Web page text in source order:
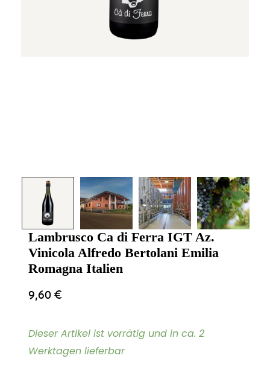
Lambrusco Ca di Ferra IGT Az.
Vinicola Alfredo Bertolani Emilia
Romagna Italien
9,60€
Dieser Artikel ist vorrätig und in ca. 2
Werktagen lieferbar